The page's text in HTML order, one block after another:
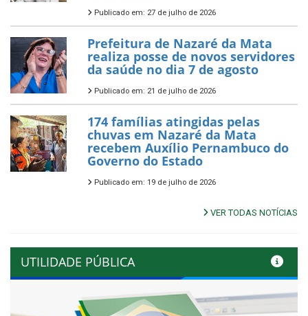
Publicado em: 27 de julho de 2026
Prefeitura de Nazaré da Mata
realiza posse de novos servidores
da saúde no dia 7 de agosto
Publicado em: 21 de julho de 2026
174 famílias atingidas pelas
chuvas em Nazaré da Mata
recebem Auxílio Pernambuco do
Governo do Estado
Publicado em: 19 de julho de 2026
VER TODAS NOTÍCIAS
UTILIDADE PÚBLICA